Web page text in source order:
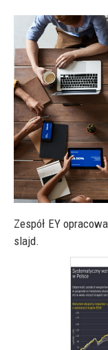
Zespół EY
slajd.